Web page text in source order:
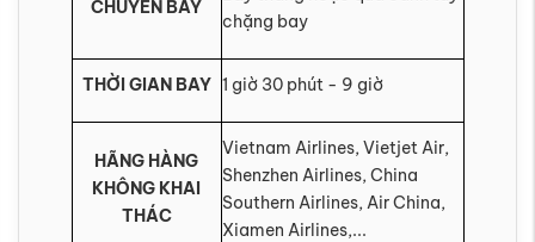
CHUYẾN BAY
chặng bay
THỜI GIAN BAY 1 giờ 30 phút - 9 giờ
HÃNG HÀNG
KHÔNG KHAI
THÁC
Vietnam Airlines, Vietjet Air,
Shenzhen Airlines, China
Southern Airlines, Air China,
Xiamen Airlines,...